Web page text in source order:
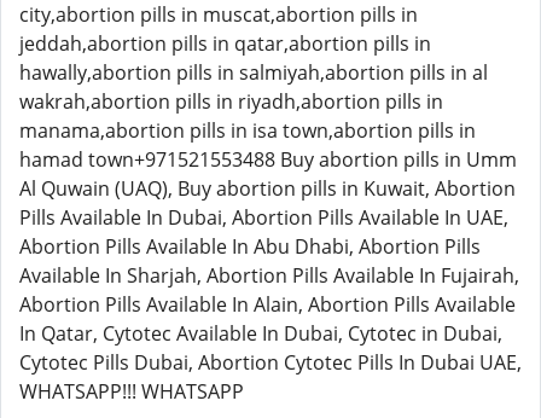
city,abortion pills in muscat,abortion pills in
jeddah,abortion pills in qatar,abortion pills in
hawally,abortion pills in salmiyah,abortion pills in al
wakrah,abortion pills in riyadh,abortion pills in
manama,abortion pills in isa town,abortion pills in
hamad town+971521553488 Buy abortion pills in Umm
Al Quwain (UAQ), Buy abortion pills in Kuwait, Abortion
Pills Available In Dubai, Abortion Pills Available In UAE,
Abortion Pills Available In Abu Dhabi, Abortion Pills
Available In Sharjah, Abortion Pills Available In Fujairah,
Abortion Pills Available In Alain, Abortion Pills Available
In Qatar, Cytotec Available In Dubai, Cytotec in Dubai,
Cytotec Pills Dubai, Abortion Cytotec Pills In Dubai UAE,
WHATSAPP!!! WHATSAPP